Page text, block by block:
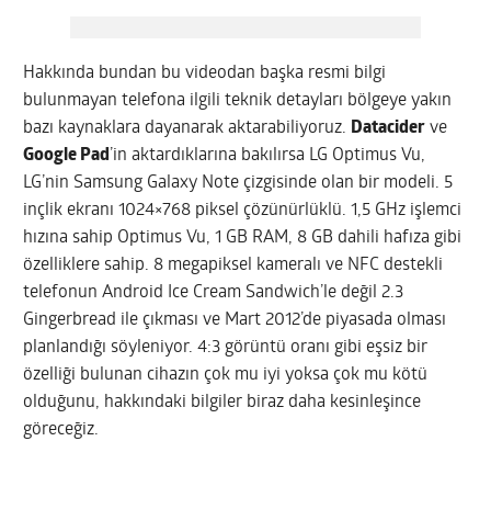
Hakkında bundan bu videodan başka resmi bilgi
bulunmayan telefona ilgili teknik detayları bölgeye yakın
bazı kaynaklara dayanarak aktarabiliyoruz. Datacider ve
Google Pad ’in aktardıklarına bakılırsa LG Optimus Vu,
LG’nin Samsung Galaxy Note çizgisinde olan bir modeli. 5
inçlik ekranı 1024×768 piksel çözünürlüklü. 1,5 GHz işlemci
hızına sahip Optimus Vu, 1 GB RAM, 8 GB dahili hafıza gibi
özelliklere sahip. 8 megapiksel kameralı ve NFC destekli
telefonun Android Ice Cream Sandwich’le değil 2.3
Gingerbread ile çıkması ve Mart 2012’de piyasada olması
planlandığı söyleniyor. 4:3 görüntü oranı gibi eşsiz bir
özelliği bulunan cihazın çok mu iyi yoksa çok mu kötü
olduğunu, hakkındaki bilgiler biraz daha kesinleşince
göreceğiz.